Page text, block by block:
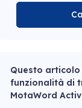
Questo
funzionalità di
MotaWord